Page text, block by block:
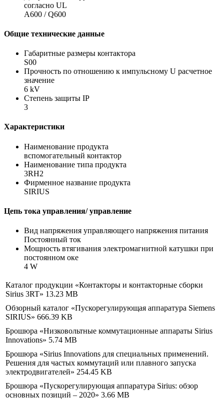
согласно UL
A600 / Q600
Общие технические данные
Габаритные размеры контактора
S00
Прочность по отношению к импульсному U расчетное
значение
6 kV
Степень защиты IP
3
Характеристики
Наименование продукта
вспомогательный контактор
Наименование типа продукта
3RH2
Фирменное название продукта
SIRIUS
Цепь тока управления/ управление
Вид напряжения управляющего напряжения питания
Постоянный ток
Мощность втягивания электромагнитной катушки при
постоянном оке
4 W
Каталог продукции «Контакторы и контакторные сборки
Sirius 3RT» 13.23 MB
Обзорный каталог «Пускорегулирующая аппаратура Siemens
SIRIUS» 666.39 KB
Брошюра «Низковольтные коммутационные аппараты Sirius
Innovations» 5.74 MB
Брошюра «Sirius Innovations для специальных применений.
Решения для частых коммутаций или плавного запуска
электродвигателей» 254.45 KB
Брошюра «Пускорегулирующая аппаратура Sirius: обзор
основных позиций – 2020» 3.66 MB